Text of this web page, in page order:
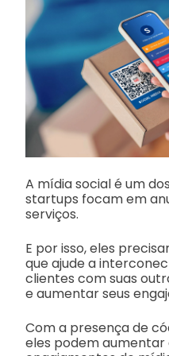
A mídia social é um
startups focam em
serviços.
E por isso, eles
que ajude a
clientes com suas
e aumentar seus
Com a presença de
eles podem aumentar